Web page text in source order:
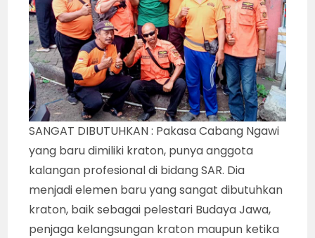
SANGAT DIBUTUHKAN : Pakasa Cabang Ngawi
yang baru dimiliki kraton, punya anggota
kalangan profesional di bidang SAR. Dia
menjadi elemen baru yang sangat dibutuhkan
kraton, baik sebagai pelestari Budaya Jawa,
penjaga kelangsungan kraton maupun ketika